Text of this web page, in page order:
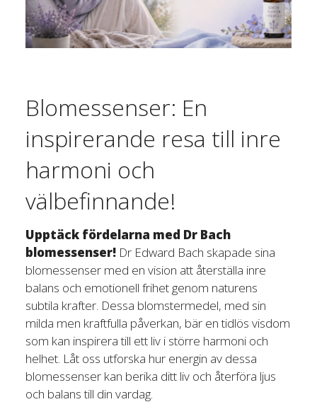
Blomessenser: En
inspirerande resa till inre
harmoni och
välbefinnande!
Upptäck fördelarna med Dr Bach
blomessenser!Dr Edward Bach skapade sina
blomessenser med en vision att återställa inre
balans och emotionell frihet genom naturens
subtila krafter. Dessa blomstermedel, med sin
milda men kraftfulla påverkan, bär en tidlös visdom
som kan inspirera till ett liv i större harmoni och
helhet. Låt oss utforska hur energin av dessa
blomessenser kan berika ditt liv och återföra ljus
och balans till din vardag.